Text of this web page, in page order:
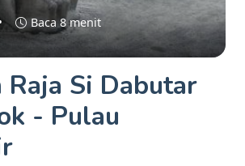
Baca 8 menit
Raja Si Dabutar
- Pulau